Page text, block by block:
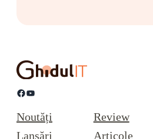
Facebook YouTube
Noutăți
Lansări
Review
Articole